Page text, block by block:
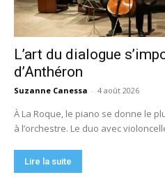
L’art du dialogue
d’Anthéron
Suzanne Canessa - 4 août 2026
À La Roque, le piano se donne le
à l’orchestre. Le duo avec
Lire la suite